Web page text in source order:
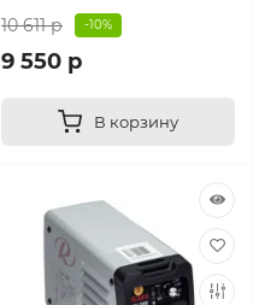
10 611 р -10%
9 550 р
В корзину